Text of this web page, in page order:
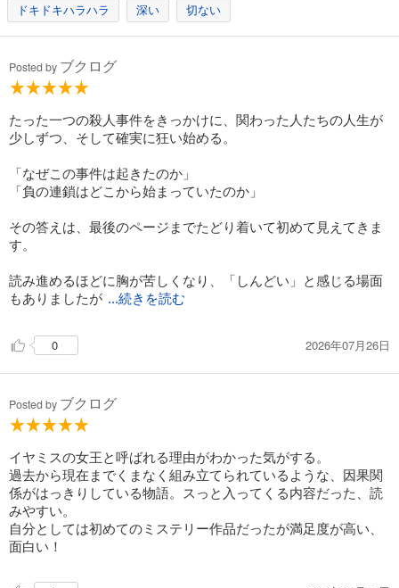
ドキドキハラハラ 深い 切ない
Posted by ブクログ
たった一つの殺人事件をきっかけに、関わった人たちの人生が
少しずつ、そして確実に狂い始める。
「なぜこの事件は起きたのか」
「負の連鎖はどこから始まっていたのか」
その答えは、最後のページまでたどり着いて初めて見えてきま
す。
読み進めるほどに胸が苦しくなり、「しんどい」と感じる場面
もありましたが ...続きを読む
0 2026年07月26日
Posted by ブクログ
イヤミスの女王と呼ばれる理由がわかった気がする。
過去から現在までくまなく組み立てられているような、因果関
係がはっきりしている物語。スっと入ってくる内容だった、読
みやすい。
自分としては初めてのミステリー作品だったが満足度が高い、
面白い！